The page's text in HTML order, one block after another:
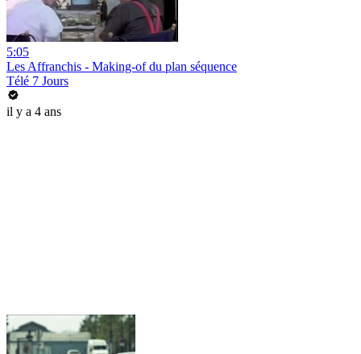
5:05
Les Affranchis - Making-of du plan séquence
Télé 7 Jours
il y a 4 ans